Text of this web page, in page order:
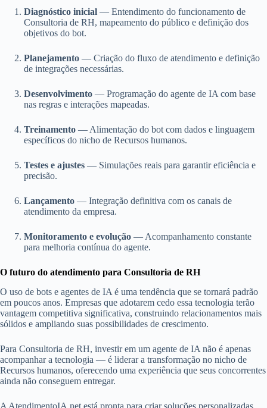
Diagnóstico inicial — Entendimento do funcionamento de
Consultoria de RH, mapeamento do público e definição dos
objetivos do bot.
Planejamento — Criação do fluxo de atendimento e definição
de integrações necessárias.
Desenvolvimento — Programação do agente de IA com base
nas regras e interações mapeadas.
Treinamento — Alimentação do bot com dados e linguagem
específicos do nicho de Recursos humanos.
Testes e ajustes — Simulações reais para garantir eficiência e
precisão.
Lançamento — Integração definitiva com os canais de
atendimento da empresa.
Monitoramento e evolução — Acompanhamento constante
para melhoria contínua do agente.
O futuro do atendimento para Consultoria de RH
O uso de bots e agentes de IA é uma tendência que se tornará padrão
em poucos anos. Empresas que adotarem cedo essa tecnologia terão
vantagem competitiva significativa, construindo relacionamentos mais
sólidos e ampliando suas possibilidades de crescimento.
Para Consultoria de RH, investir em um agente de IA não é apenas
acompanhar a tecnologia — é liderar a transformação no nicho de
Recursos humanos, oferecendo uma experiência que seus concorrentes
ainda não conseguem entregar.
A AtendimentoIA.net está pronta para criar soluções personalizadas